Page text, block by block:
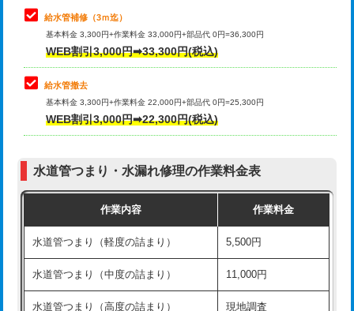
マス交換（土の掘削・埋め戻し作業）
マス交換（深さ50㎝未満）
マス交換（深さ50㎝以上）
コンクリート斫り（厚さ10㎝まで）
モルタル補修（厚さ10㎝超え） 38,500円
洗面台設置 38,500円
化粧台設置 22,000円
理・調整・分解・加工など（中作業）
止水・漏水調査・防水処理・清掃・修
理・調整・分解・加工など（重作業）
33,000円
その他部品の脱着
交換・取付（タンク）
式）)
式・ワンホール）)
交換・取付(排水栓・排水トラップ
22,000円+材料費
給水管補修（3ｍ迄）
基本料金 3,300円+作業料金 33,000円+部品代 0円=36,300円
WEB割引3,000円➡33,300円(税込)
給水管撤去
基本料金 3,300円+作業料金 22,000円+部品代 0円=25,300円
WEB割引3,000円➡22,300円(税込)
水道管つまり・水漏れ修理の作業料金表
作業内容 作業料金
水道管つまり（軽度の詰まり） 5,500円
水道管つまり（中度の詰まり） 11,000円
水道管つまり（高度の詰まり） 現地調査